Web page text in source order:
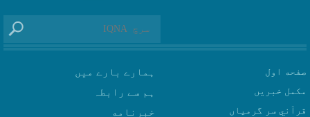
صفحه اول
مکمل خبریں
قرآني سر گرمياں
ہمارے بارے میں
ہم سے رابطہ